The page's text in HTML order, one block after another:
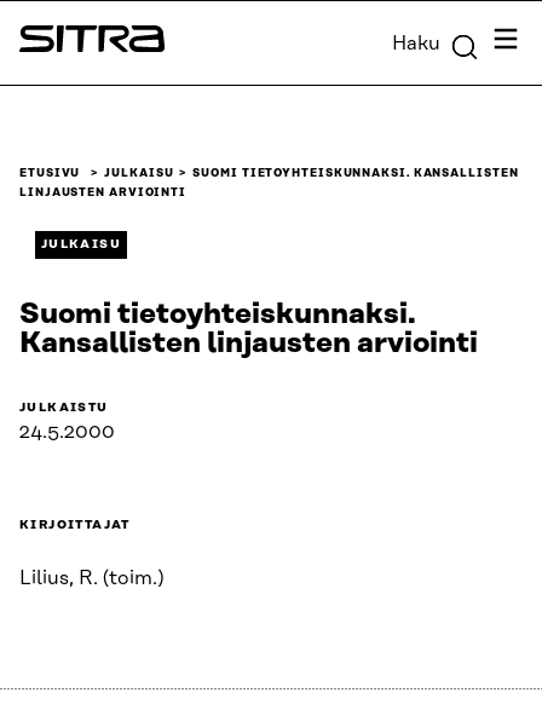
Siirry
suoraan
Sitra Haku
ETUSIVU JULKAISU
SUOMI TIETOYHTEISKUNNAKSI. KANSALLISTEN
LINJAUSTEN ARVIOINTI
JULKAISU
Suomi tietoyhteiskunnaksi.
Kansallisten linjausten arviointi
JULKAISTU
24.5.2000
KIRJOITTAJAT
Lilius, R. (toim.)